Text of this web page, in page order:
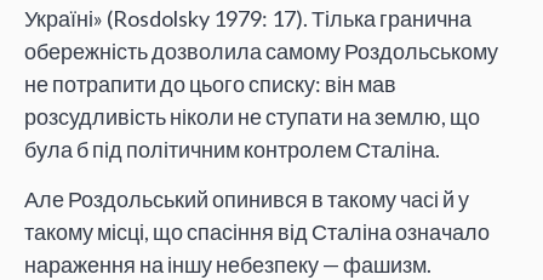
Україні» (Rosdolsky 1979: 17). Тілька гранична
обережність дозволила самому Роздольському
не потрапити до цього списку: він мав
розсудливість ніколи не ступати на землю, що
була б під політичним контролем Сталіна.
Але Роздольський опинився в такому часі й у
такому місці, що спасіння від Сталіна означало
нараження на іншу небезпеку — фашизм.